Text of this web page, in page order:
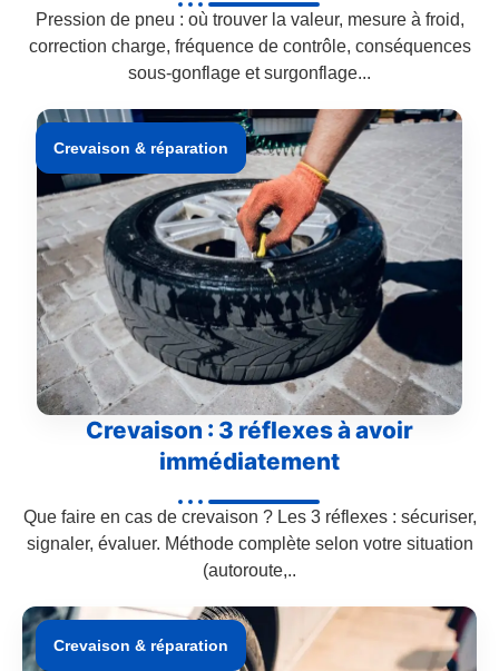
Pression de pneu : où trouver la valeur, mesure à froid,
correction charge, fréquence de contrôle, conséquences
sous-gonflage et surgonflage...
Crevaison & réparation
Crevaison : 3 réflexes à avoir
immédiatement
Que faire en cas de crevaison ? Les 3 réflexes : sécuriser,
signaler, évaluer. Méthode complète selon votre situation
(autoroute,..
Crevaison & réparation